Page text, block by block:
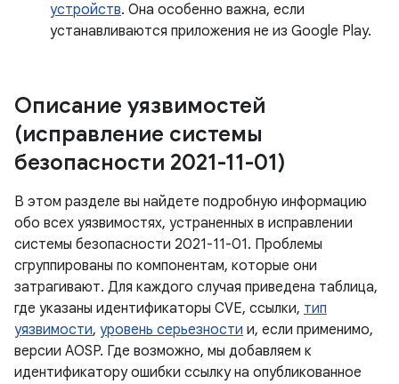
устройств. Она особенно важна, если
устанавливаются приложения не из Google Play.
Описание уязвимостей
(исправление системы
безопасности 2021-11-01)
В этом разделе вы найдете подробную информацию
обо всех уязвимостях, устраненных в исправлении
системы безопасности 2021-11-01. Проблемы
сгруппированы по компонентам, которые они
затрагивают. Для каждого случая приведена таблица,
где указаны идентификаторы CVE, ссылки, тип
уязвимости, уровень серьезности и, если применимо,
версии AOSP. Где возможно, мы добавляем к
идентификатору ошибки ссылку на опубликованное